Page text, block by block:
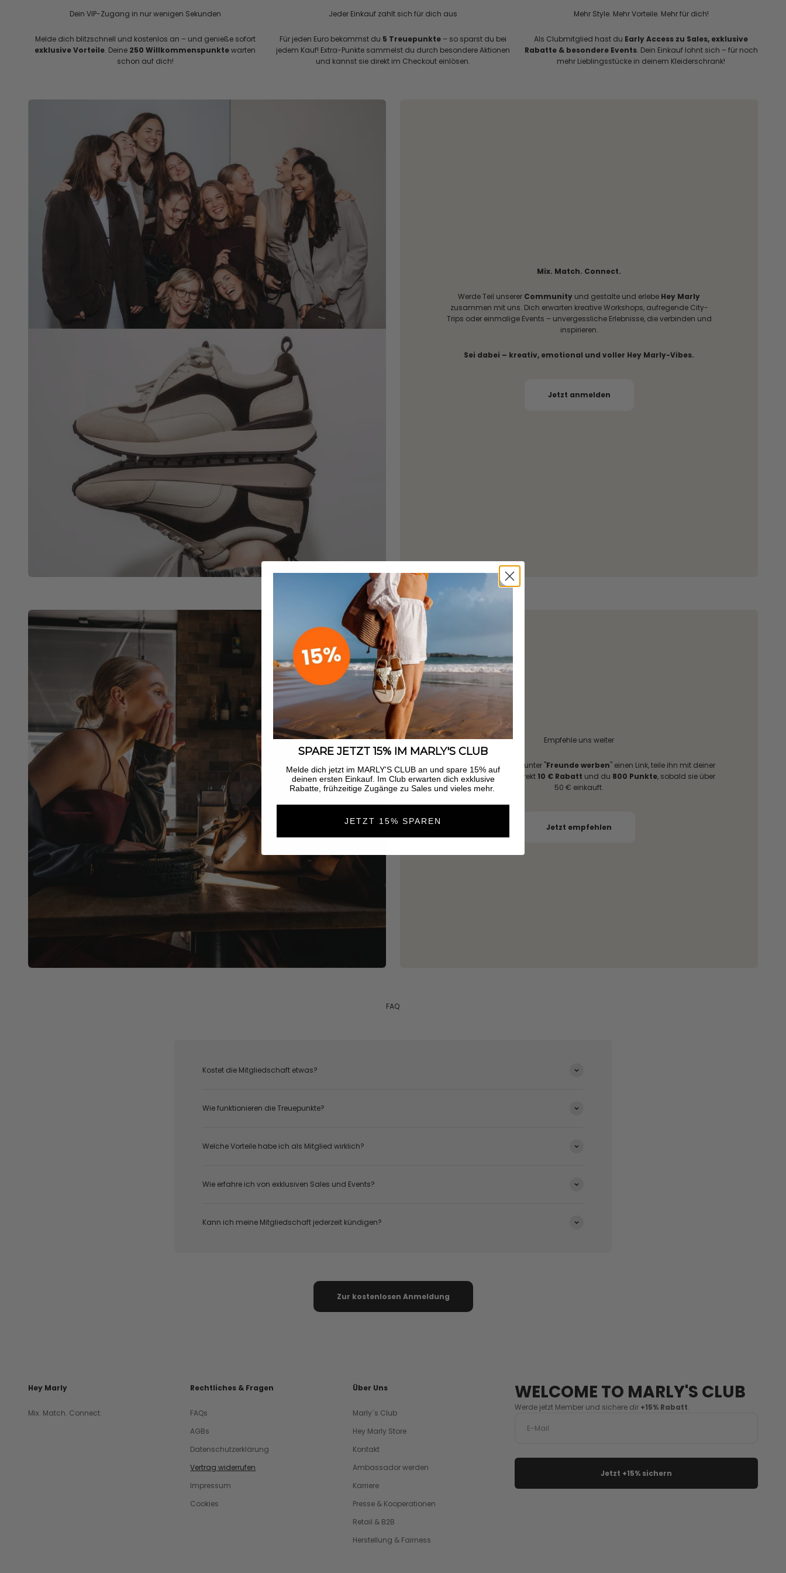
Dein VIP-Zugang in nur wenigen Sekunden
Melde dich blitzschnell und kostenlos an – und genieße sofort
exklusive Vorteile. Deine 250 Willkommenspunktewarten
schon auf dich!
Jeder Einkauf zahlt sich für dich aus
Für jeden Euro bekommst du 5 Treuepunkte – so sparst du bei
jedem Kauf! Extra-Punkte sammelst du durch besondere Aktionen
und kannst sie direkt im Checkout einlösen.
Mehr Style. Mehr Vorteile. Mehr für dich!
Als Clubmitglied hast du Early Access zu Sales, exklusive
Rabatte & besondere Events. Dein Einkauf lohnt sich – für noch
mehr Lieblingsstücke in deinem Kleiderschrank!
Mix. Match. Connect.
Werde Teil unserer Community und gestalte und erlebe Hey Marly
zusammen mit uns. Dich erwarten kreative Workshops, aufregende City-
Trips oder einmalige Events – unvergessliche Erlebnisse, die verbinden und
inspirieren.
Sei dabei – kreativ, emotional und voller Hey Marly-Vibes.
Jetzt anmelden
Empfehle uns weiter
Erstelle in deinem Profil unter "Freunde werben" einen Link, teile ihn mit deiner
Freundin – sie erhält direkt 10 € Rabatt und du 800 Punkte, sobald sie über
50 € einkauft.
Jetzt empfehlen
FAQ
Kostet die Mitgliedschaft etwas?
Wie funktionieren die Treuepunkte?
Welche Vorteile habe ich als Mitglied wirklich?
Wie erfahre ich von exklusiven Sales und Events?
Kann ich meine Mitgliedschaft jederzeit kündigen?
Zur kostenlosen Anmeldung
Hey Marly
Mix. Match. Connect.
Rechtliches & Fragen
FAQs
AGBs
Datenschutzerklärung
Vertrag widerrufen
Impressum
Cookies
Über Uns
Marly´s Club
Hey Marly Store
Kontakt
Ambassador werden
Karriere
Presse & Kooperationen
Retail & B2B
Herstellung & Fairness
WELCOME TO MARLY'S CLUB
Werde jetzt Member und sichere dir +15% Rabatt.
Jetzt +15% sichern
SPARE JETZT 15% IM MARLY'S CLUB
Melde dich jetzt im MARLY'S CLUB an und spare 15% auf
deinen ersten Einkauf. Im Club erwarten dich exklusive
Rabatte, frühzeitige Zugänge zu Sales und vieles mehr.
JETZT 15% SPAREN